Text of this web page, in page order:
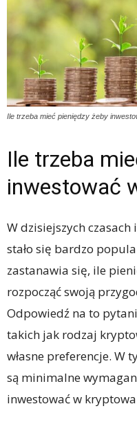
Ile trzeba mieć pieniędzy żeby
Ile trzeba
inwestować
W dzisiejszych
stało się bardzo
zastanawia się, ile
rozpocząć swoją
Odpowiedź na to
takich jak rodzaj
własne preferencje. W
są minimalne
inwestować w